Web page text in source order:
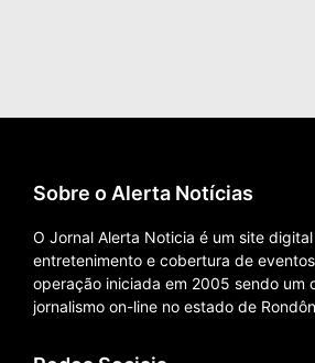
Sobre o Alerta Notícias
O Jornal Alerta Noticia é um site
entretenimento e cobertura de
operação iniciada em 2005 sendo um
jornalismo on-line no estado de